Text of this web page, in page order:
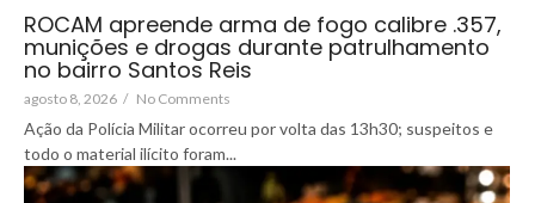
ROCAM apreende arma de fogo calibre .357,
munições e drogas durante patrulhamento
no bairro Santos Reis
agosto 8, 2026 / No Comments
Ação da Polícia Militar ocorreu por volta das 13h30; suspeitos e
todo o material ilícito foram...